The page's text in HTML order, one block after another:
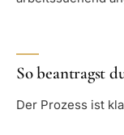
So beantragst
Der Prozess ist